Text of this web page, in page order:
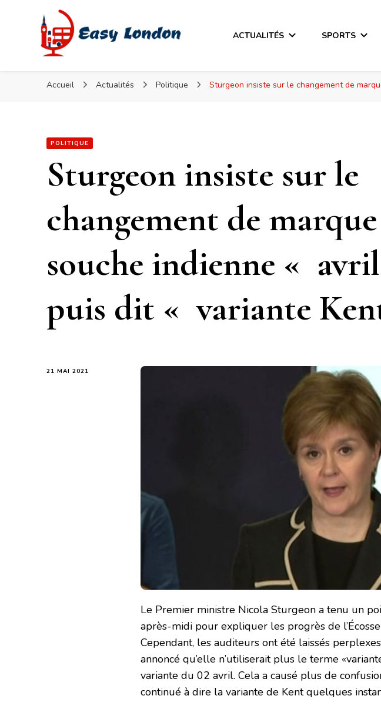
Easy London
Easy London
ACTUALITÉS SPORTS
Accueil Actualités Politique Sturgeon insiste sur le changement de
POLITIQUE
Sturgeon insiste sur le
changement de
souche indienne «
puis dit « variante
21 MAI 2021
Le Premier ministre Nicola Sturgeon a tenu un
après-midi pour expliquer les progrès de
Cependant, les auditeurs ont été laissés
annoncé qu’elle n’utiliserait plus le terme
variante du 02 avril. Cela a causé plus de
continué à dire la variante de Kent quelques